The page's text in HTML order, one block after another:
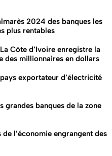
2024 des banques les
plus rentables
Côte d’Ivoire enregistre la
des millionnaires en dollars
exportateur d’électricité
grandes banques de la zone
de l’économie engrangent des